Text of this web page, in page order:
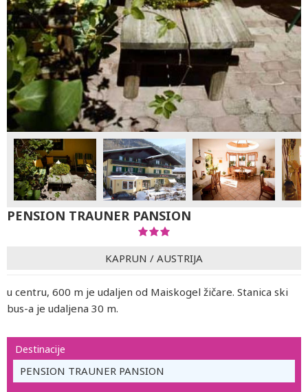
PENSION TRAUNER PANSION
KAPRUN / AUSTRIJA
u centru, 600 m je udaljen od Maiskogel žičare. Stanica ski
bus-a je udaljena 30 m.
Destinacije
PENSION TRAUNER PANSION